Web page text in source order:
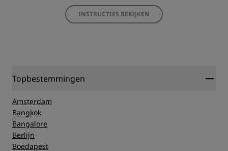
INSTRUCTIES BEKIJKEN
Topbestemmingen
Amsterdam
Bangkok
Bangalore
Berlijn
Boedapest